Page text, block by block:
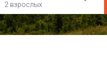
2 взрослых